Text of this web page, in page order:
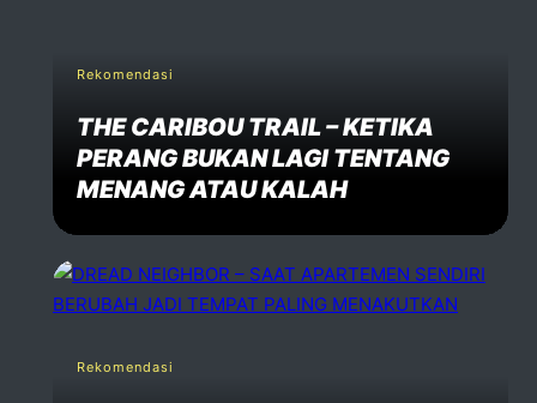
Rekomendasi
THE CARIBOU TRAIL – KETIKA
PERANG BUKAN LAGI TENTANG
MENANG ATAU KALAH
Rekomendasi